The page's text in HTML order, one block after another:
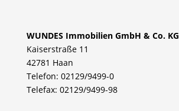
WUNDES Immobilien GmbH & Co. KG
Kaiserstraße 11
42781 Haan
Telefon: 02129/9499-0
Telefax: 02129/9499-98